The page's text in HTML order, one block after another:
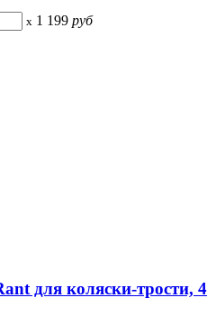
x 1 199 руб
для коляски-трости, 4